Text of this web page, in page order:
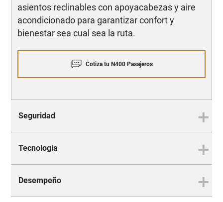
asientos reclinables con apoyacabezas y aire
acondicionado para garantizar confort y
bienestar sea cual sea la ruta.
Cotiza tu N400 Pasajeros
Seguridad
Tecnología
Desempeño